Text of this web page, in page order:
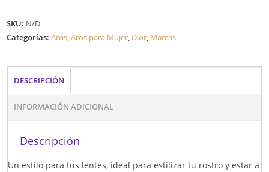
SKU: N/D
Categorías:Aros,Aros para Mujer, Dior, Marcas
DESCRIPCIÓN
INFORMACIÓN ADICIONAL
Descripción
Un estilo para tus lentes, ideal para estilizar tu rostro y estar a